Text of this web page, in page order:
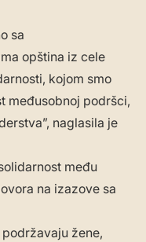
sa
opština iz cele
kojom smo
međusobnoj podršci,
naglasila je
među
na izazove sa
žene,